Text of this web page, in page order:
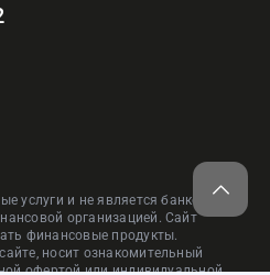
услуги и не является банком,
организацией. Сайт
финансовые продукты.
носит ознакомительный
офертой или индивидуальной